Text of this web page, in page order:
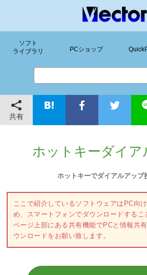
ソフト
ライブラリ
PCショップ
共有
ホットキーダイア
ホットキーでダイアルアップ
ここで紹介しているソフトウェアはPC向
め、スマートフォンでダウンロードするこ
ページ上部にある共有機能でPCと情報共
ウンロードをお願い致します。